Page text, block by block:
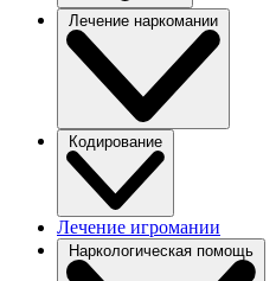
Лечение наркомании
Кодирование
Лечение игромании
Наркологическая помощь